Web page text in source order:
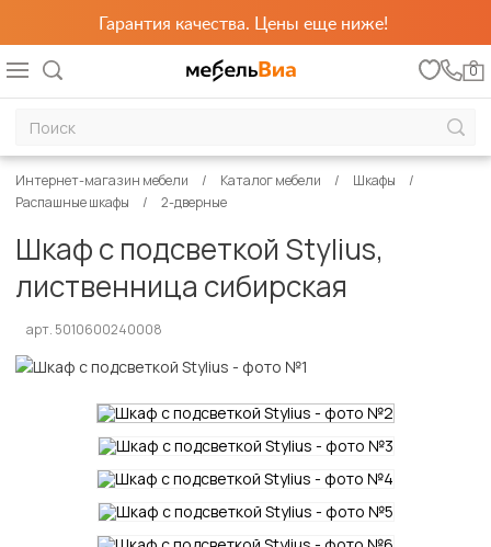
Гарантия качества. Цены еще ниже!
0
Интернет-магазин мебели Каталог мебели
Шкафы
Распашные шкафы
2-дверные
Шкаф с подсветкой Stylius,
лиственница сибирская
арт. 5010600240008